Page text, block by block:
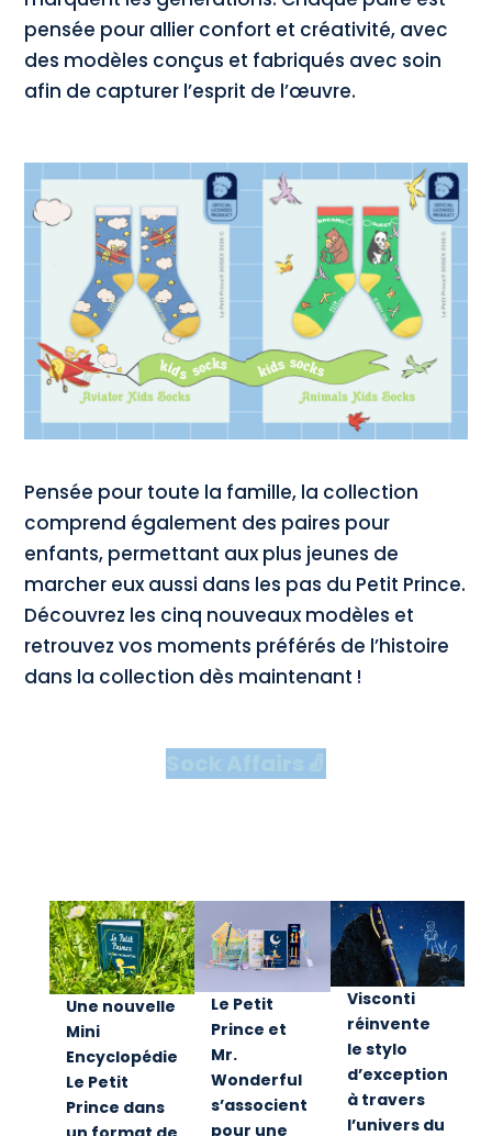
pensée pour allier confort et créativité, avec
des modèles conçus et fabriqués avec soin
afin de capturer l’esprit de l’œuvre.
Pensée pour toute la famille, la collection
comprend également des paires pour
enfants, permettant aux plus jeunes de
marcher eux aussi dans les pas du Petit Prince.
Découvrez les cinq nouveaux modèles et
retrouvez vos moments préférés de l’histoire
dans la collection dès maintenant !
Une nouvelle
Mini
Encyclopédie
Le Petit
Prince dans
Le Petit
Prince et
Mr.
Wonderful
s’associent
pour une
Visconti
réinvente
le stylo
d’exception
à travers
l’univers du